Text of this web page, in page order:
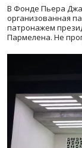
В Фонде Пьера
организованная
патронажем
Пармелена. Не